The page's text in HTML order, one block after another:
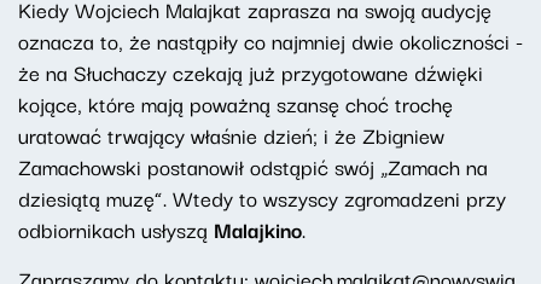
Kiedy Wojciech Malajkat zaprasza na swoją audycję
oznacza to, że nastąpiły co najmniej dwie okoliczności -
że na Słuchaczy czekają już przygotowane dźwięki
kojące, które mają poważną szansę choć trochę
uratować trwający właśnie dzień; i że Zbigniew
Zamachowski postanowił odstąpić swój „Zamach na
dziesiątą muzę”. Wtedy to wszyscy zgromadzeni przy
odbiornikach usłyszą Malajkino.